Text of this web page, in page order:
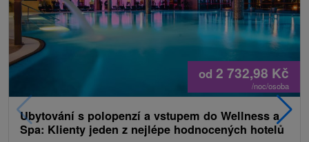
od 2 732,98 Kč
/noc/osoba
Ubytování s polopenzí a vstupem do Wellness a
Spa: Klienty jeden z nejlépe hodnocených hotelů